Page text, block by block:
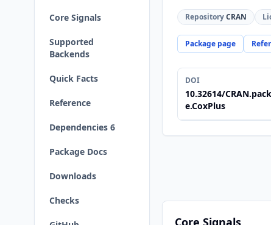
Core Signals
Supported
Backends
Quick Facts
Reference
Dependencies 6
Package Docs
Downloads
Checks
RepositoryCRAN
Package page
DOI
10.32614/
e.CoxPlus
Core Signals